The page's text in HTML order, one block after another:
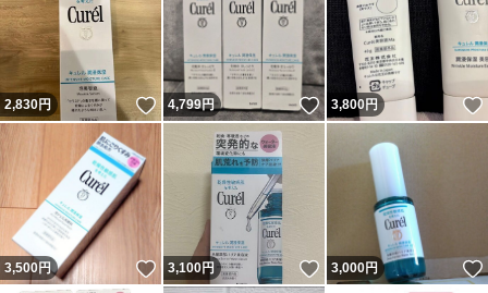
2,830円 いいね！
4,799円 いいね！
3,800円
3,500円 いいね！
3,100円 いいね！
3,000円